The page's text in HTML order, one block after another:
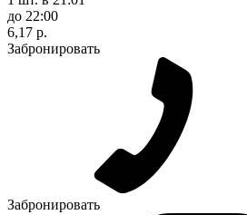
до 22:00
6,17 р.
Забронировать
Забронировать